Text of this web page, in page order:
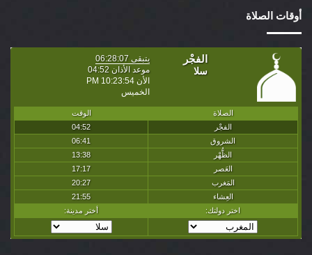
أوقات الصلاة